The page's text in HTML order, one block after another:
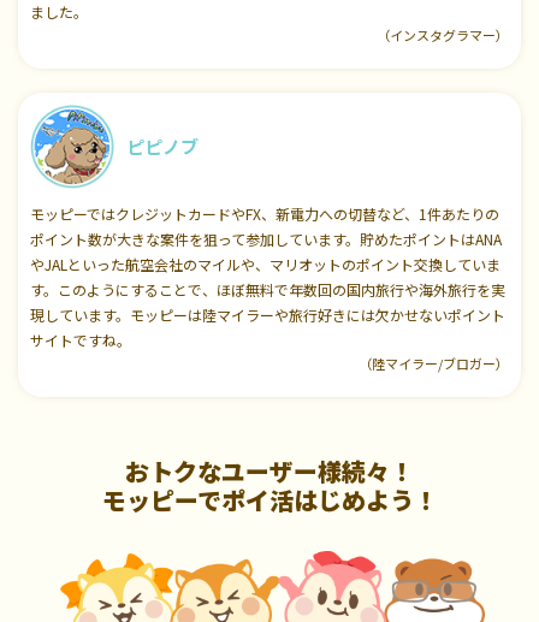
ました。
（インスタグラマー）
ピピノブ
モッピーではクレジットカードやFX、新電力への切替など、1件あたりの
ポイント数が大きな案件を狙って参加しています。貯めたポイントはANA
やJALといった航空会社のマイルや、マリオットのポイント交換していま
す。このようにすることで、ほぼ無料で年数回の国内旅行や海外旅行を実
現しています。モッピーは陸マイラーや旅行好きには欠かせないポイント
サイトですね。
（陸マイラー/ブロガー）
おトクなユーザー様続々！
モッピーでポイ活はじめよう！